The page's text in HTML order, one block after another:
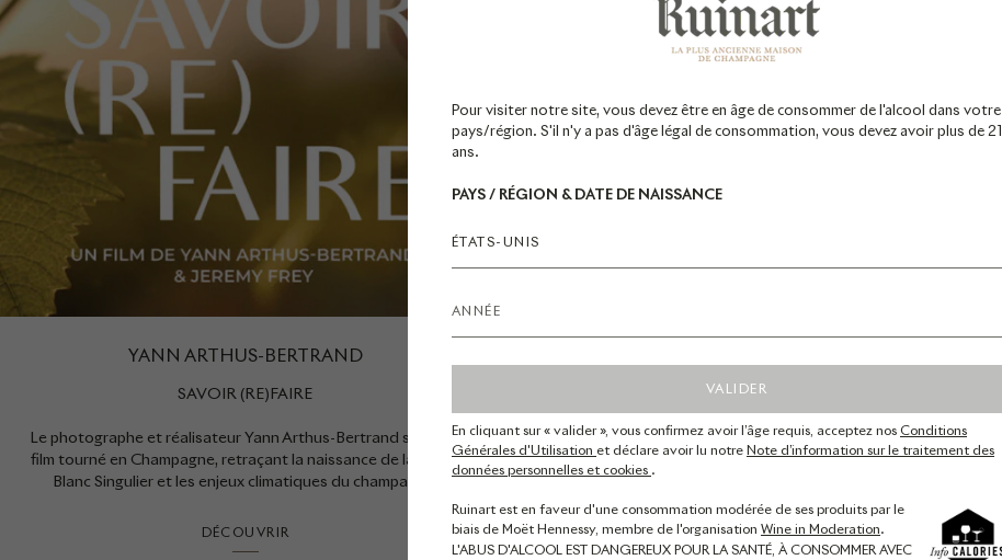
Pour visiter notre site, vous devez être en âge de consommer de l'alcool dans votre
pays/région. S'il n'y a pas d'âge légal de consommation, vous devez avoir plus de 21
ans.
PAYS / RÉGION & DATE DE NAISSANCE
ÉTATS-UNIS
VALIDER
En cliquant sur « valider », vous confirmez avoir l’âge requis, acceptez nos Conditions
Générales d'Utilisation et déclare avoir lu notre Note d’information sur le traitement des
données personnelles et cookies .
Ruinart est en faveur d'une consommation modérée de ses produits par le
biais de Moët Hennessy, membre de l'organisation Wine in Moderation.
L'ABUS D'ALCOOL EST DANGEREUX POUR LA SANTÉ, À CONSOMMER AVEC
YANN ARTHUS-BERTRAND
SAVOIR (RE)FAIRE
Le photographe et réalisateur Yann Arthus-Bertrand signe un
film tourné en Champagne, retraçant la naissance de la cuvée
Blanc Singulier et les enjeux climatiques du champagne.
DÉCOUVRIR
HABITATS
NILS-UDO, pionnier du land art, a créé trois sculptures en bois
et pampre, une installation au coeur du vignoble, témoignant
de l’engagement de la maison en faveur de la biodiversité.
DÉCOUVRIR